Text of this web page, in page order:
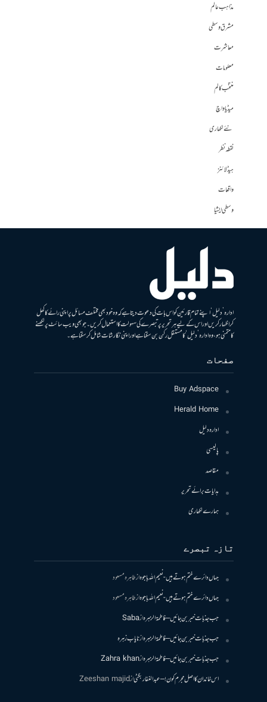
مذاہب عالم
مشرق وسطی
معاشرت
معلومات
منتخب کالم
میڈیا واچ
نئے لکھاری
نقطہ نظر
ہیڈلائنز
واقعات
وسطی ایشیا
ادارہ ’دلیل‘ اپنے تمام قارئین کو اس بات کی دعوت دیتا ہے کہ وہ خود بھی مختلف مسائل پر اپنی رائے کا کھل
کر اظہار کریں اور اس کے لیے ہر تحریر پر تبصرے کی سہولت کا استعمال کریں۔ جو بھی ویب سائٹ پر لکھنے
کا متمنی ہو، وہ ادارہ ’دلیل‘ کا مستقل رکن بن سکتا ہے اور اپنی نگارشات شامل کرسکتا ہے۔
صفحات
Buy Adspace
Herald Home
ادارہ دلیل
پالیسی
مقاصد
ہدایات برائے تحریر
ہمارے لکھاری
تازہ تبصرے
جہاں دائرے ختم ہوتے ہیں- نعیم اللہ باجوہازطاہرہ مسعود
جہاں دائرے ختم ہوتے ہیں- نعیم اللہ باجوہازطاہرہ مسعود
جب جذبات خبر بن جائیں – فاطمۃالزہرہازSaba
جب جذبات خبر بن جائیں – فاطمۃالزہرہازنایاب زہرہ
جب جذبات خبر بن جائیں – فاطمۃالزہرہازZahra khan
اس خاندان کا اصل مجرم کون! – عبدالغفار بگٹیازZeeshan majid